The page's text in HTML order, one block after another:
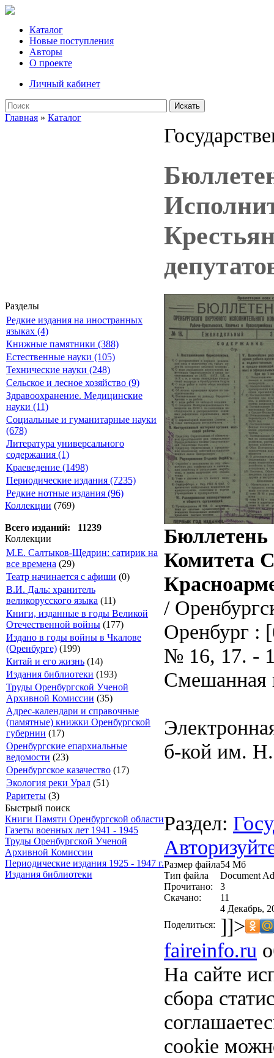
Каталог
Новые поступления
Авторы
О проекте
Личный кабинет
Искать
Главная » Каталог
Разделы
Редкие издания на иностранных
языках (4)
Книжные памятники (388)
Естественные науки (105)
Технические науки (248)
Сельское и лесное хозяйство (9)
Здравоохранение. Медицинские
науки (11)
Социальные и гуманитарные науки
(678)
Литература универсального
содержания (1)
Краеведение (1498)
Периодические издания (7235)
Редкие нотные издания (96)
Коллекции (769)
Всего изданий: 11239
Коллекции
М.Е. Салтыков-Щедрин: сатирик на
все времена (29)
Театр начинается с афиши (0)
В.И. Даль: хранитель
великорусского языка (11)
Книги, изданные в годы Великой
Отечественной войны (177)
Издано в годы войны в Чкалове
(Оренбурге) (199)
Китай и его жизнь (14)
Издания библиотеки (193)
Труды Оренбургской Ученой
Архивной Комиссии (35)
Адрес-календари и справочные
(памятные) книжки Оренбургской
губернии (17)
Оренбургские епархиальные
ведомости (23)
Оренбургское казачество (17)
Экология реки Урал (51)
Раритеты (3)
Быстрый поиск
Книги Памяти Оренбургской области
Газеты военных лет 1941 - 1945
Труды Оренбургской Ученой
Архивной Комиссии
Периодические издания 1925 - 1947 г.
Издания библиотеки
Бюллетень
Комитета
/
Оренбург :
№ 16, 17. -
Смешанная
б-кой им.
Раздел:
Размер файла54 Мб
Тип файла
Document
Прочитано:
3
Скачано:
11
4 Декабрь,
Поделиться: ]]>
faireinfo.ru
На сайте
сбора
cookie